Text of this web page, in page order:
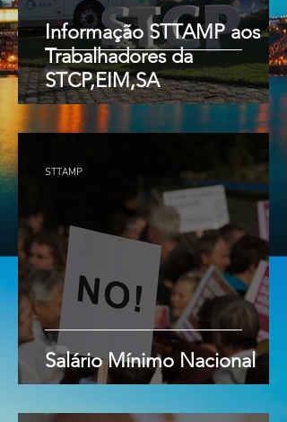
Informação STTAMP aos
Trabalhadores da
STCP,EIM,SA
Salário Mínimo Nacional
STTAMP